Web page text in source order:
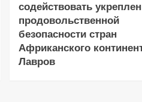
содействовать
продовольственной
безопасности стран
Африканского
Лавров